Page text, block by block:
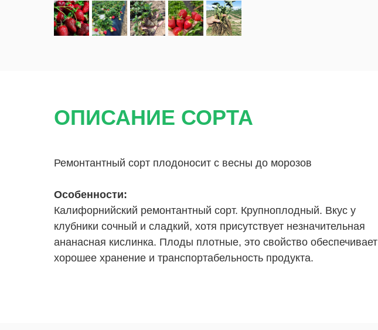
ОПИСАНИЕ СОРТА
Ремонтантный сорт плодоносит с весны до морозов
Особенности:
Калифорнийский ремонтантный сорт. Крупноплодный. Вкус у
клубники сочный и сладкий, хотя присутствует незначительная
ананасная кислинка. Плоды плотные, это свойство обеспечивает
хорошее хранение и транспортабельность продукта.